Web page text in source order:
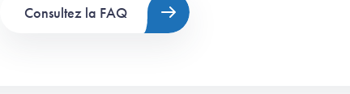
Consultez la FAQ